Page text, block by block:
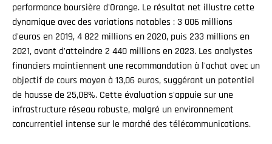
performance boursière d'Orange. Le résultat net illustre cette
dynamique avec des variations notables : 3 006 millions
d'euros en 2019, 4 822 millions en 2020, puis 233 millions en
2021, avant d'atteindre 2 440 millions en 2023. Les analystes
financiers maintiennent une recommandation à l'achat avec un
objectif de cours moyen à 13,06 euros, suggérant un potentiel
de hausse de 25,08%. Cette évaluation s'appuie sur une
infrastructure réseau robuste, malgré un environnement
concurrentiel intense sur le marché des télécommunications.